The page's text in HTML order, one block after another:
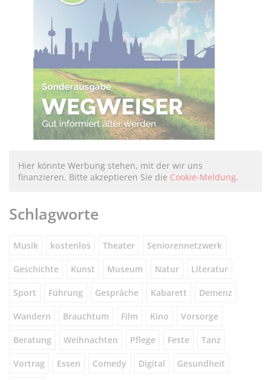
Hier könnte Werbung stehen, mit der wir uns
finanzieren. Bitte akzeptieren Sie die Cookie-Meldung.
Schlagworte
Musik kostenlos Theater Seniorennetzwerk
Geschichte Kunst Museum Natur Literatur
Sport Führung Gespräche Kabarett Demenz
Wandern Brauchtum Film Kino Vorsorge
Beratung Weihnachten Pflege Feste Tanz
Vortrag Essen Comedy Digital Gesundheit